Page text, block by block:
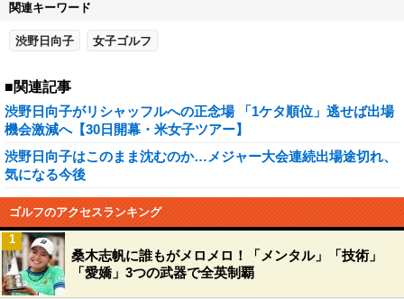
関連キーワード
渋野日向子 女子ゴルフ
■関連記事
渋野日向子がリシャッフルへの正念場 「1ケタ順位」逃せば出場
機会激減へ【30日開幕・米女子ツアー】
渋野日向子はこのまま沈むのか…メジャー大会連続出場途切れ、
気になる今後
ゴルフのアクセスランキング
桑木志帆に誰もがメロメロ！「メンタル」「技術」
「愛嬌」3つの武器で全英制覇
1